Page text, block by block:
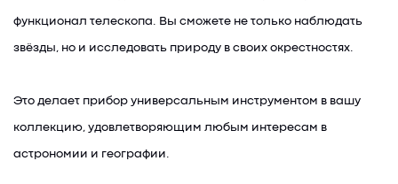
функционал телескопа. Вы сможете не только наблюдать
звёзды, но и исследовать природу в своих окрестностях.
Это делает прибор универсальным инструментом в вашу
коллекцию, удовлетворяющим любым интересам в
астрономии и географии.